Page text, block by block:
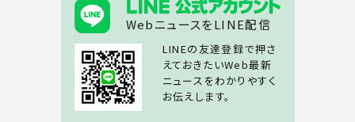
WebニュースをLINE配信
LINEの友達登録で押さ
えておきたいWeb最新
ニュースをわかりやすく
お伝えします。